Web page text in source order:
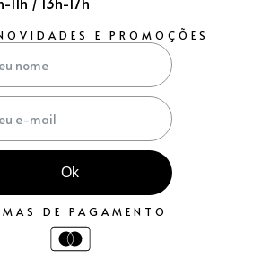
E PROMOÇÕES
Ok
DE PAGAMENTO